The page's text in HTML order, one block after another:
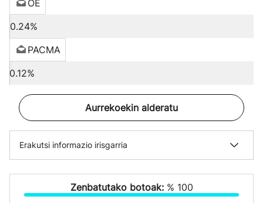
OE
0.24%
PACMA
0.12%
Aurrekoekin alderatu
Erakutsi informazio irisgarria
Zenbatutako botoak: % 100